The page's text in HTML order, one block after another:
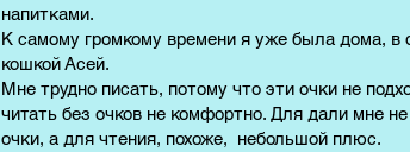
напитками.
К самому громкому времени я уже была дома, в
кошкой Асей.
Мне трудно писать, потому что эти очки не
читать без очков не комфортно. Для дали мне
очки, а для чтения, похоже, небольшой плюс.